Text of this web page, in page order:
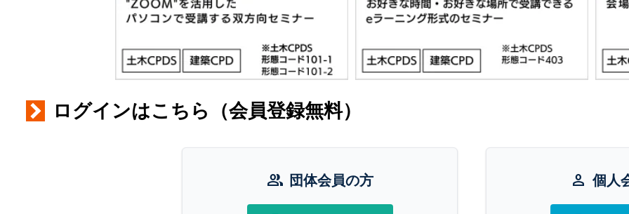
ログインはこちら（会員登録無料）
group 団体会員の方 person 個人